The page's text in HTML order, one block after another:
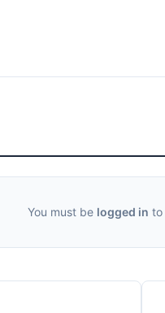
You must be logged in to